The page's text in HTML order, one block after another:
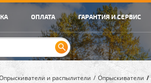
ОПЛАТА ГАРАНТИЯ И СЕРВИС
и распылители Опрыскиватели